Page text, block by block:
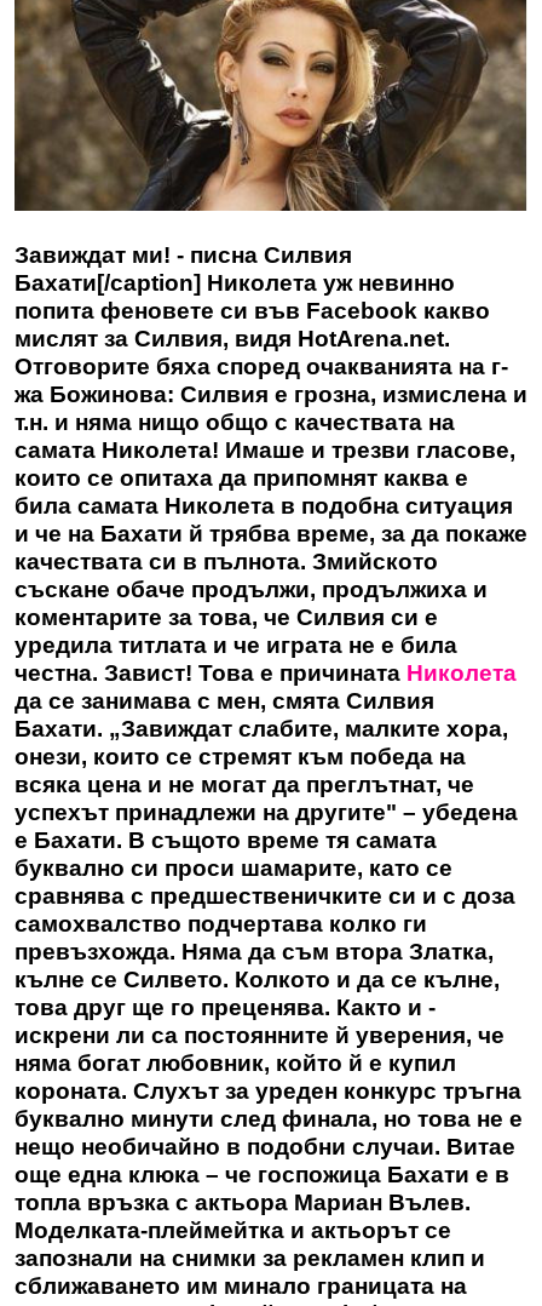
Завиждат ми! - писна Силвия
Бахати[/caption] Николета уж невинно
попита феновете си във Facebook какво
мислят за Силвия, видя HotArena.net.
Отговорите бяха според очакванията на г-
жа Божинова: Силвия е грозна, измислена и
т.н. и няма нищо общо с качествата на
самата Николета! Имаше и трезви гласове,
които се опитаха да припомнят каква е
била самата Николета в подобна ситуация
и че на Бахати й трябва време, за да покаже
качествата си в пълнота. Змийското
съскане обаче продължи, продължиха и
коментарите за това, че Силвия си е
уредила титлата и че играта не е била
честна. Завист! Това е причината Николета
да се занимава с мен, смята Силвия
Бахати. „Завиждат слабите, малките хора,
онези, които се стремят към победа на
всяка цена и не могат да преглътнат, че
успехът принадлежи на другите" – убедена
е Бахати. В същото време тя самата
буквално си проси шамарите, като се
сравнява с предшественичките си и с доза
самохвалство подчертава колко ги
превъзхожда. Няма да съм втора Златка,
кълне се Силвето. Колкото и да се кълне,
това друг ще го преценява. Както и -
искрени ли са постоянните й уверения, че
няма богат любовник, който й е купил
короната. Слухът за уреден конкурс тръгна
буквално минути след финала, но това не е
нещо необичайно в подобни случаи. Витае
още една клюка – че госпожица Бахати е в
топла връзка с актьора Мариан Вълев.
Моделката-плеймейтка и актьорът се
запознали на снимки за рекламен клип и
сближаването им минало границата на